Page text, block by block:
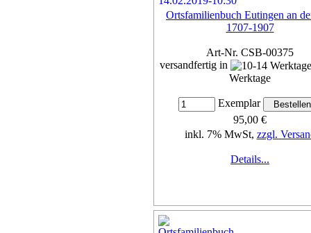
Ortsfamilienbuch Eutingen an
1707-1907
Art-Nr. CSB-00375
versandfertig in
Werktage
Exemplar
95,00 €
inkl. 7% MwSt, zzgl.
Details...